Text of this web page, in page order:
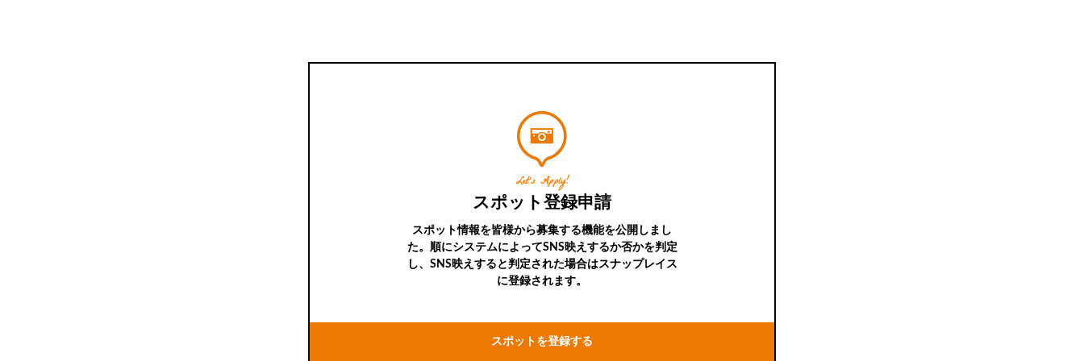
Let’s Apply!
スポット登録申請
スポット情報を皆様から募集する機能を公開しまし
た。順にシステムによってSNS映えするか否かを判定
し、SNS映えすると判定された場合はスナップレイス
に登録されます。
スポットを登録する